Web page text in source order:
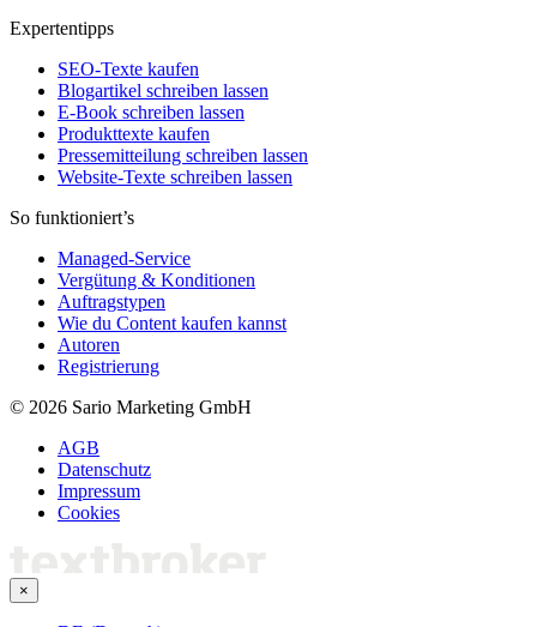
Expertentipps
SEO-Texte kaufen
Blogartikel schreiben lassen
E-Book schreiben lassen
Produkttexte kaufen
Pressemitteilung schreiben lassen
Website-Texte schreiben lassen
So funktioniert’s
Managed-Service
Vergütung & Konditionen
Auftragstypen
Wie du Content kaufen kannst
Autoren
Registrierung
© 2026 Sario Marketing GmbH
AGB
Datenschutz
Impressum
Cookies
×